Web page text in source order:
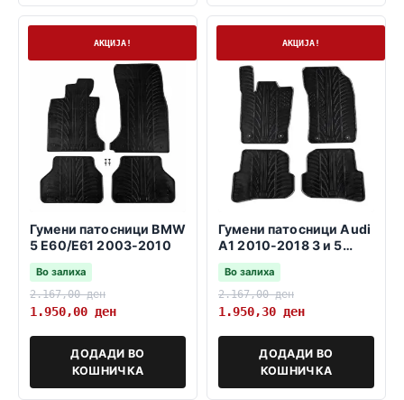
АКЦИЈА!
Гумени патосници BMW
5 E60/E61 2003-2010
Во залиха
2.167,00ден
1.950,00 ден
ДОДАДИ ВО
КОШНИЧКА
АКЦИЈА!
Гумени патосници Audi
A1 2010-2018 3 и 5
врати sportback
Во залиха
2.167,00ден
1.950,30 ден
ДОДАДИ ВО
КОШНИЧКА